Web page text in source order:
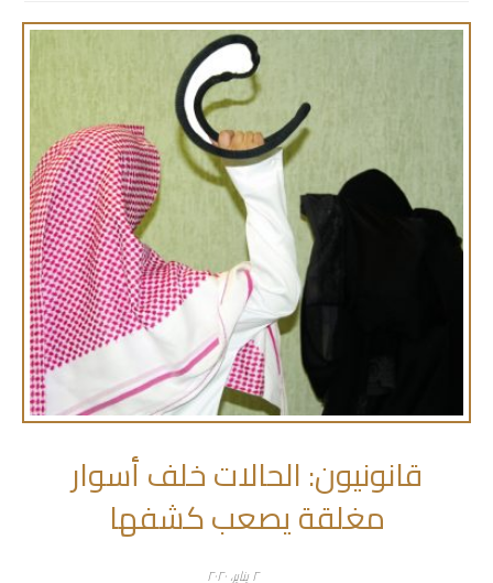
قانونيون: الحالات خلف أسوار
مغلقة يصعب كشفها
٢ يناير، ٢٠٢٠